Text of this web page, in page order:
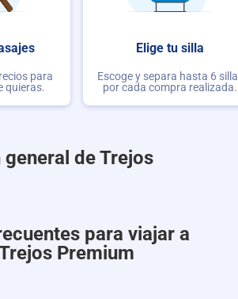
para
quieras.
Elige tu silla
Escoge y separa hasta 6
por cada compra realizada.
de Trejos
para viajar a
Premium